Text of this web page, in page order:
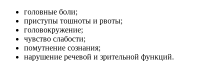
головные боли;
приступы тошноты и рвоты;
головокружение;
чувство слабости;
помутнение сознания;
нарушение речевой и зрительной функций.